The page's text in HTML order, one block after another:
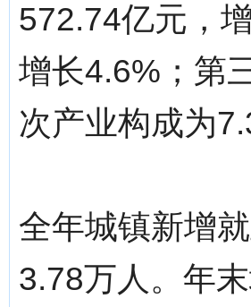
572.74亿元，
增长4.6%；第
次产业构成为
全年城镇新增
3.78万人。年